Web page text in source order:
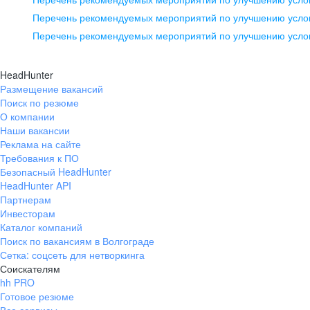
pr@ural.hh.ru
помещение 21
+7 383 207-94-64
pr@nsk.hh.ru
Перечень рекомендуемых мероприятий по улучшению
Перечень рекомендуемых мероприятий по улучшению
HeadHunter
Размещение вакансий
Поиск по резюме
О компании
Наши вакансии
Реклама на сайте
Требования к ПО
Безопасный HeadHunter
HeadHunter API
Партнерам
Инвесторам
Каталог компаний
Поиск по вакансиям в Волгограде
Сетка: соцсеть для нетворкинга
Соискателям
hh PRO
Готовое резюме